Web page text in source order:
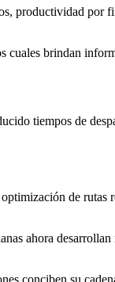
productividad por
brindan
tiempos de
de
ahora
conciben su